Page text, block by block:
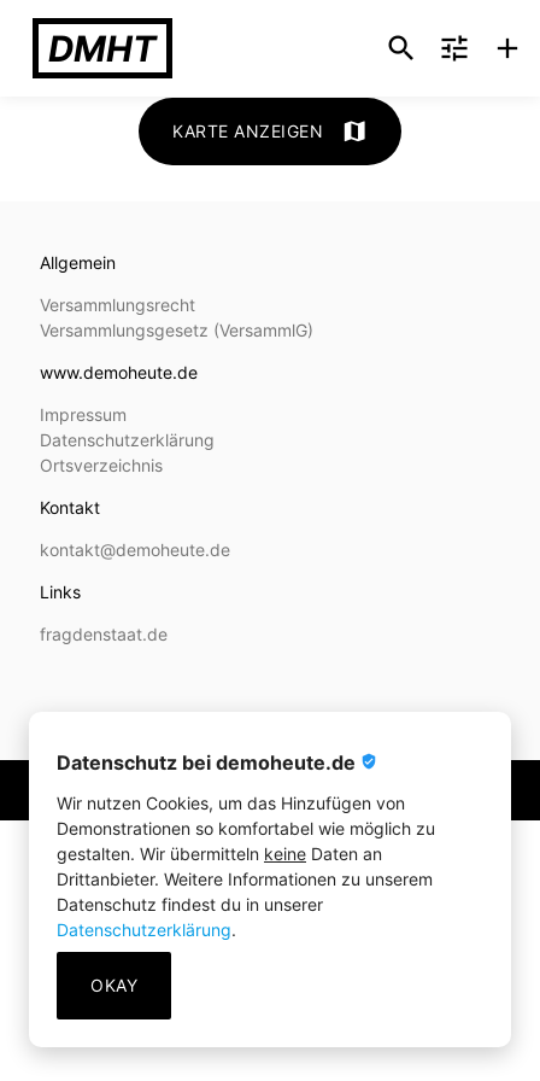
DMHT search tune add
map
KARTE ANZEIGEN
Datenschutz bei demoheute.de verified_user
Wir nutzen Cookies, um das Hinzufügen von
Demonstrationen so komfortabel wie möglich zu
gestalten. Wir übermitteln keine Daten an
Drittanbieter. Weitere Informationen zu unserem
Datenschutz findest du in unserer
Datenschutzerklärung.
OKAY
Allgemein
Versammlungsrecht
Versammlungs­gesetz (VersammlG)
www.demoheute.de
Impressum
Datenschutzerklärung
Ortsverzeichnis
Kontakt
kontakt@demoheute.de
Links
fragdenstaat.de